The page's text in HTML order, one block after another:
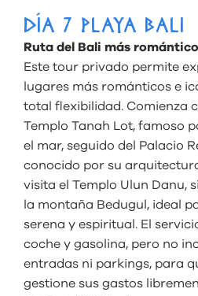
DÍA 7 PLAYA BALI
Ruta del Bali más
Este tour privado permite
lugares más románticos e
total flexibilidad. Comienza
Templo Tanah Lot, famoso
el mar, seguido del Palacio
conocido por su
visita el Templo Ulun Danu,
la montaña Bedugul, ideal
serena y espiritual. El
coche y gasolina, pero no
entradas ni parkings, para
gestione sus gastos